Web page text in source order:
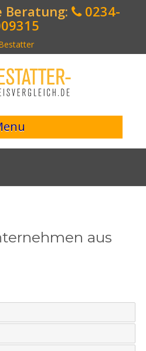
Beratung:
0234-
starten <
aus